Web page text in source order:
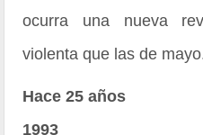
ocurra una nueva
violenta que las de
Hace 25 años
1993